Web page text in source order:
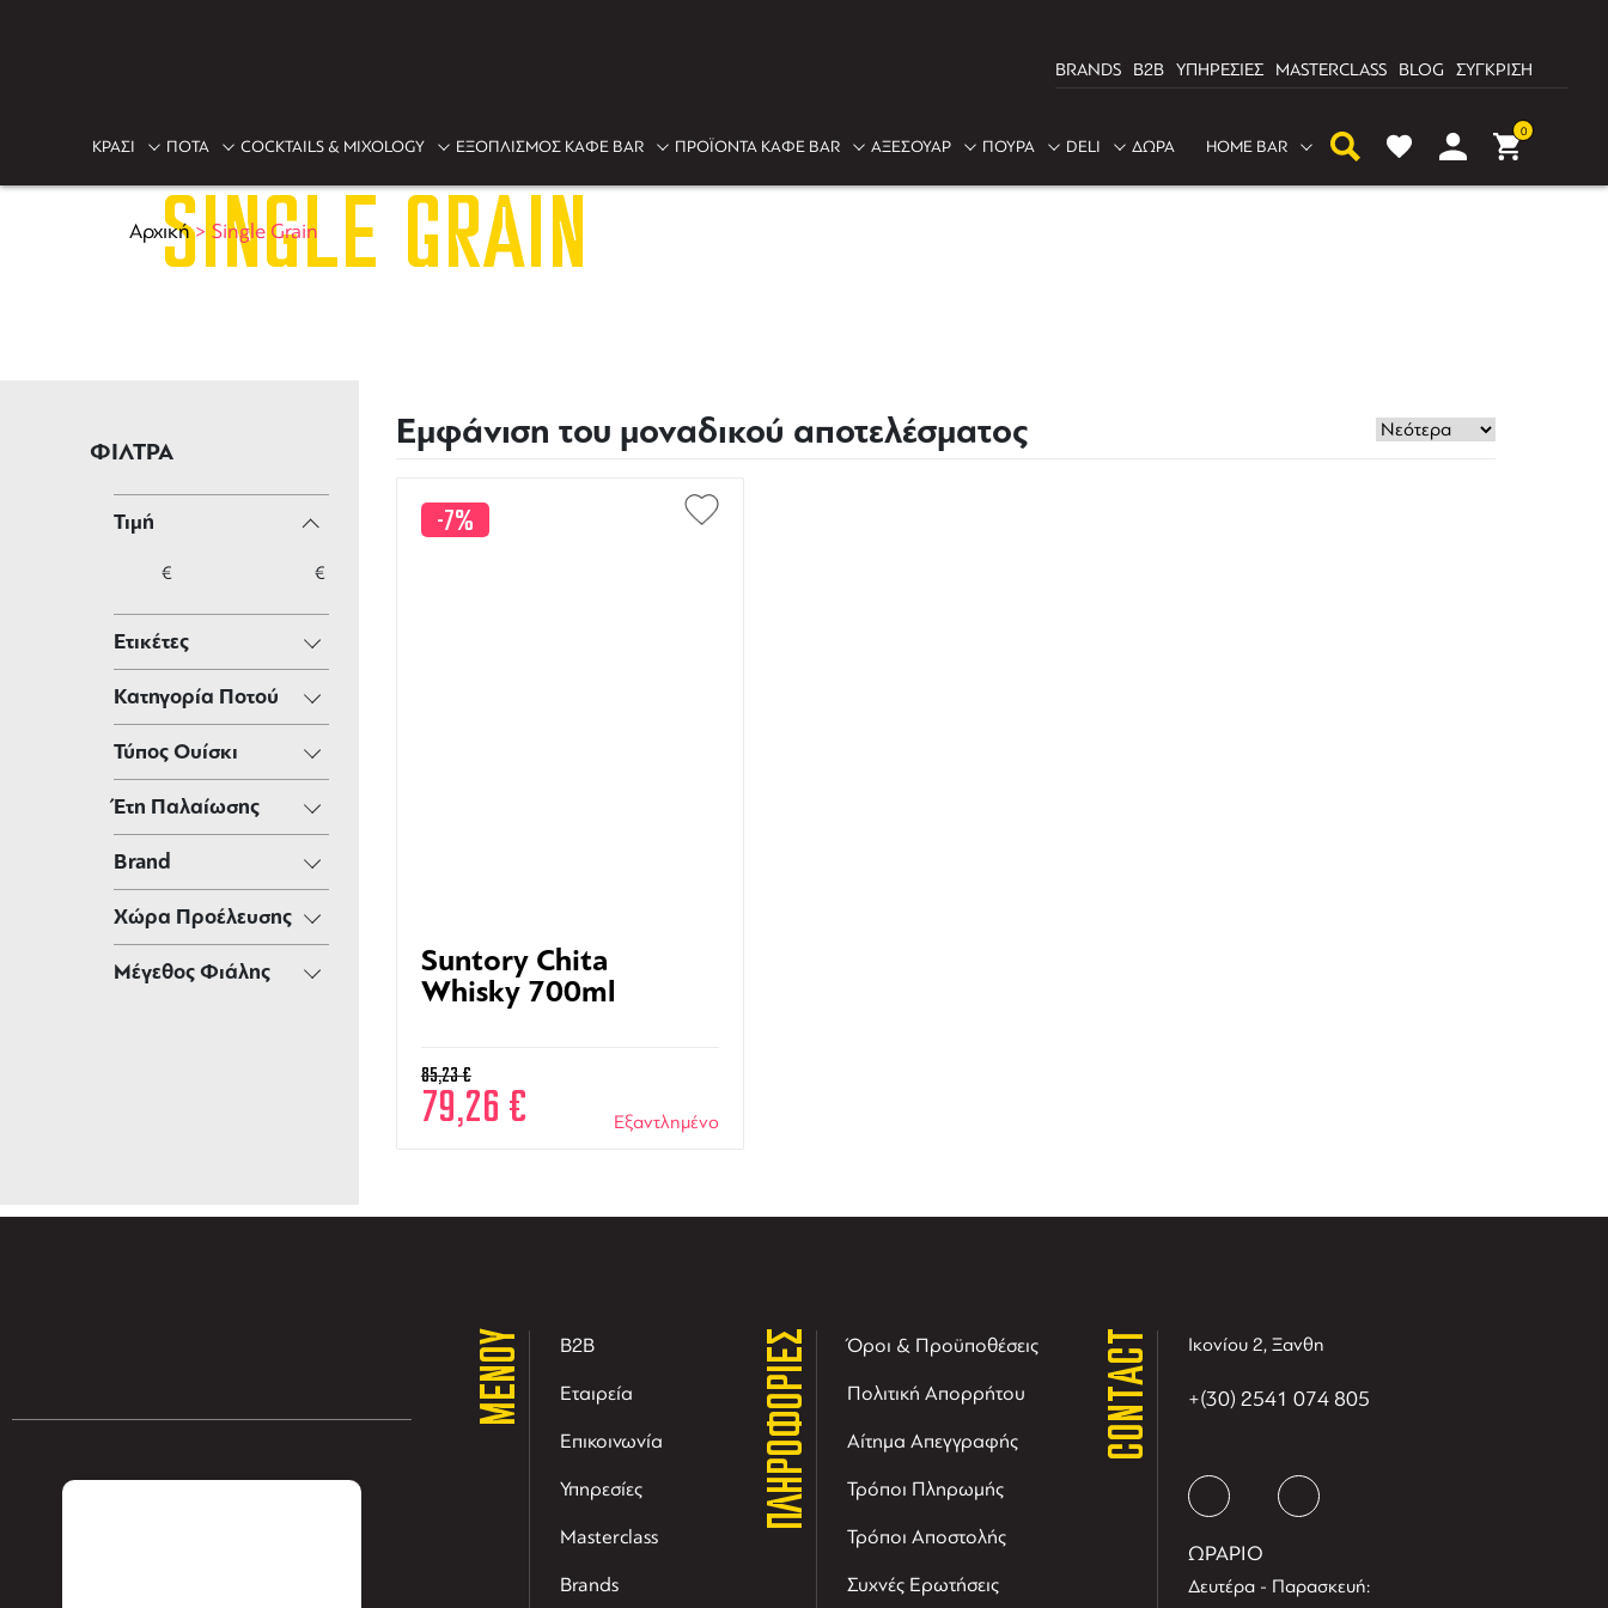
BRANDS B2B ΥΠΗΡΕΣΙΕΣ MASTERCLASS BLOG ΣΥΓΚΡΙΣΗ
ΚΡΑΣΙ ΠΟΤΑ COCKTAILS & MIXOLOGY ΕΞΟΠΛΙΣΜΟΣ ΚΑΦΕ BAR ΠΡΟΪΟΝΤΑ ΚΑΦΕ BAR ΑΞΕΣΟΥΑΡ ΠΟΥΡΑ DELI ΔΩΡΑ HOME BAR
0
Αρχική> Single Grain
SINGLE GRAIN
ΦΙΛΤΡΑ
Τιμή
€ €
Ετικέτες
Κατηγορία Ποτού
Τύπος Ουίσκι
Έτη Παλαίωσης
Brand
Χώρα Προέλευσης
Μέγεθος Φιάλης
Εμφάνιση του μοναδικού αποτελέσματος
-7%
Suntory Chita
Whisky 700ml
85,23€
79,26 € Εξαντλημένο
ΜΕΝΟΥ B2B
Εταιρεία
Επικοινωνία
Υπηρεσίες
Masterclass
Brands
ΠΛΗΡΟΦΟΡΙΕΣ Όροι & Προϋποθέσεις
Πολιτική Απορρήτου
Αίτημα Απεγγραφής
Τρόποι Πληρωμής
Τρόποι Αποστολής
Συχνές Ερωτήσεις
CONTACT Ικονίου 2, Ξανθη
+(30) 2541 074 805
ΩΡΑΡΙΟ
Δευτέρα - Παρασκευή: